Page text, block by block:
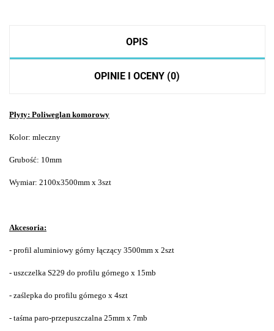
OPIS
OPINIE I OCENY (0)
Płyty: Poliweglan komorowy
Kolor: mleczny
Grubość: 10mm
Wymiar: 2100x3500mm x 3szt
Akcesoria:
- profil aluminiowy górny łączący 3500mm x 2szt
- uszczelka S229 do profilu górnego x 15mb
- zaślepka do profilu górnego x 4szt
- taśma paro-przepuszczalna 25mm x 7mb